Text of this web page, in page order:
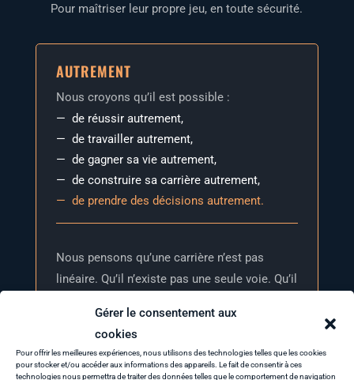
Gérer le consentement aux
cookies
Pour offrir les meilleures expériences, nous utilisons des technologies telles que les cookies
pour stocker et/ou accéder aux informations des appareils. Le fait de consentir à ces
technologies nous permettra de traiter des données telles que le comportement de navigation
Pour maî­tri­ser leur propre jeu, en toute sécurité.
AUTREMENT
Nous croyons qu’il est possible :
de réus­sir autrement,
de tra­vailler autrement,
de gagner sa vie autrement,
de construire sa car­rière autrement,
de prendre des déci­sions autrement.
Nous pen­sons qu’une car­rière n’est pas
linéaire. Qu’il n’existe pas une seule voie. Qu’il
seule défi­ni­tion de la réussite.